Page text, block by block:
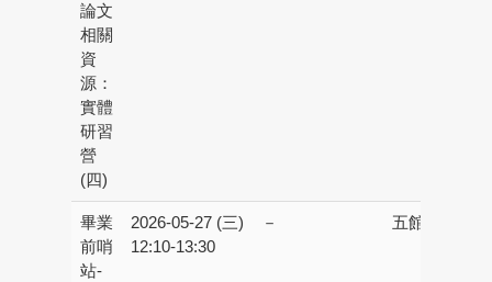
論文
相關
資
源：
實體
研習
營
(四)
畢業
前哨
站-
2026-05-27 (三)
12:10-13:30
－ 五館校區：